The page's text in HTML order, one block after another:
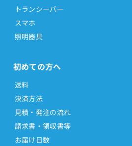
トランシーバー
スマホ
照明器具
初めての方へ
送料
決済方法
見積・発注の流れ
請求書・領収書等
お届け日数